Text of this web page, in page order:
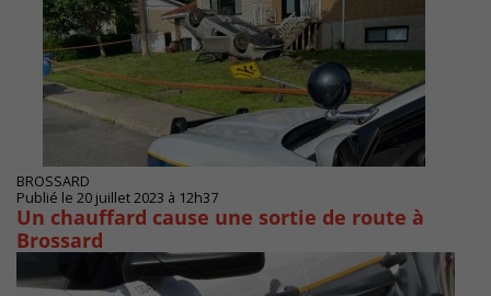
BROSSARD
Publié le 20 juillet 2023 à 12h37
Un chauffard cause une sortie de route à
Brossard